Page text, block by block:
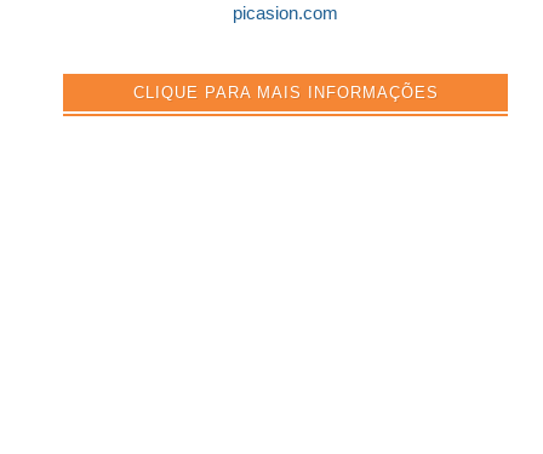
picasion.com
CLIQUE PARA MAIS INFORMAÇÕES